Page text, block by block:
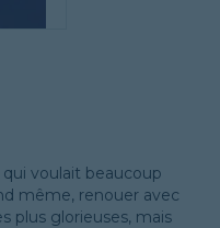
voulait beaucoup
même, renouer avec
plus glorieuses, mais